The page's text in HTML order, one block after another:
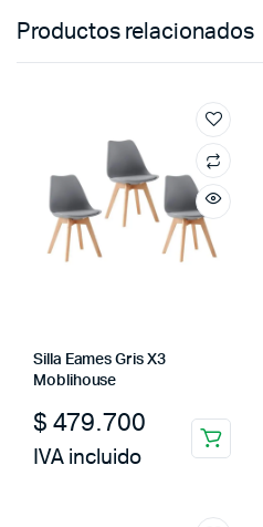
Productos relacionados
Silla Eames Gris X3
Moblihouse
$ 479.700
IVA incluido